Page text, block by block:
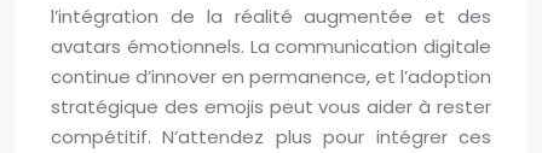
l’intégration de la réalité augmentée et des
avatars émotionnels. La communication digitale
continue d’innover en permanence, et l’adoption
stratégique des emojis peut vous aider à rester
compétitif. N’attendez plus pour intégrer ces